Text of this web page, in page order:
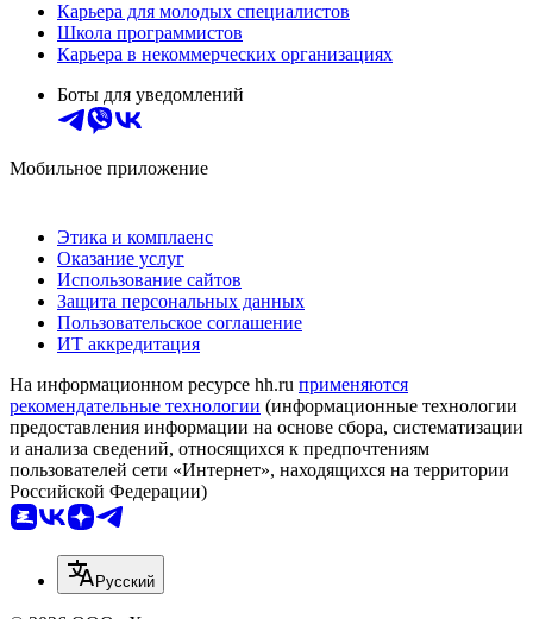
Карьера для молодых специалистов
Школа программистов
Карьера в некоммерческих организациях
Боты для уведомлений
Мобильное приложение
Этика и комплаенс
Оказание услуг
Использование сайтов
Защита персональных данных
Пользовательское соглашение
ИТ аккредитация
На информационном ресурсе hh.ru применяются
рекомендательные технологии (информационные технологии
предоставления информации на основе сбора, систематизации
и анализа сведений, относящихся к предпочтениям
пользователей сети «Интернет», находящихся на территории
Российской Федерации)
Русский